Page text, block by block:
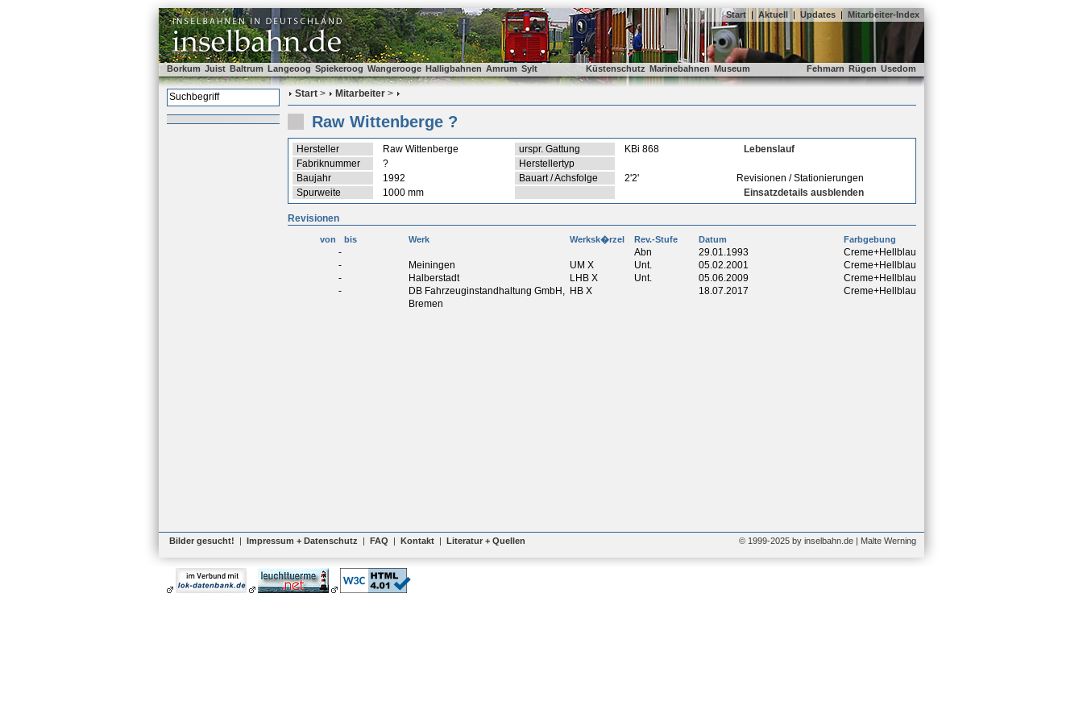
Start | Aktuell | Updates | Mitarbeiter-Index
Borkum Juist Baltrum Langeoog Spiekeroog Wangerooge Halligbahnen Amrum Sylt Küstenschutz Marinebahnen Museum Fehmarn Rügen Usedom
Start > Mitarbeiter >
Raw Wittenberge ?
Hersteller Raw Wittenberge urspr. Gattung KBi 868
Lebenslauf
Fabriknummer
?
Herstellertyp
Baujahr
1992 Bauart / Achsfolge 2'2'
Revisionen / Stationierungen
Spurweite
1000 mm Einsatzdetails ausblenden
Revisionen
von bis Werk Werksk�rzel Rev.-Stufe Datum Farbgebung
- Abn 29.01.1993
Creme+Hellblau
-
Meiningen UM X Unt. 05.02.2001
Creme+Hellblau
-
Halberstadt LHB X Unt. 05.06.2009
Creme+Hellblau
-
DB Fahrzeuginstandhaltung GmbH,
Bremen
HB X 18.07.2017 Creme+Hellblau
Bilder gesucht! | Impressum + Datenschutz | FAQ | Kontakt | Literatur + Quellen © 1999-2025 by inselbahn.de | Malte Werning